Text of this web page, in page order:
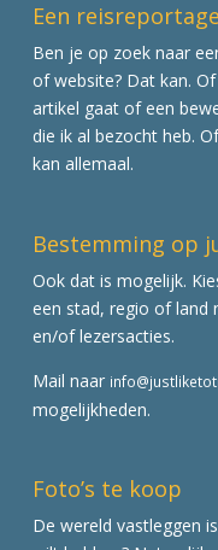
Een
Ben je op zoek naar
of website? Dat kan.
artikel gaat of een
die ik al bezocht heb.
kan allemaal.
Bestemming op
Ook dat is mogelijk.
een stad, regio of land
en/of lezersacties.
Mail naar
mogelijkheden.
Foto’s te koop
De wereld vastleggen